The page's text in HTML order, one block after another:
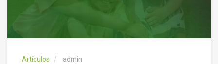
Artículos admin